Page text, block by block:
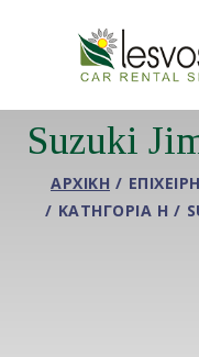
Suzuki
ΑΡΧΙΚΉ
ΚΑΤΗΓΟΡΊΑ H